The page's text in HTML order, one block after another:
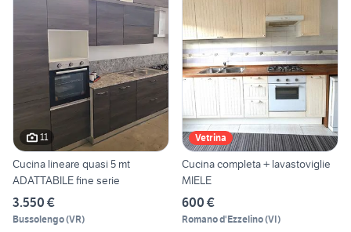
11
Cucina lineare quasi 5 mt
ADATTABILE fine serie
3.550 €
Bussolengo(VR)
Vetrina
Cucina completa + lavastoviglie
MIELE
600 €
Romano d'Ezzelino(VI)